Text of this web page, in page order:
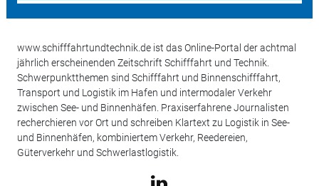
www.schifffahrtundtechnik.de ist das Online-Portal der achtmal
jährlich erscheinenden Zeitschrift Schifffahrt und Technik.
Schwerpunktthemen sind Schifffahrt und Binnenschifffahrt,
Transport und Logistik im Hafen und intermodaler Verkehr
zwischen See- und Binnenhäfen. Praxiserfahrene Journalisten
recherchieren vor Ort und schreiben Klartext zu Logistik in See-
und Binnenhäfen, kombiniertem Verkehr, Reedereien,
Güterverkehr und Schwerlastlogistik.